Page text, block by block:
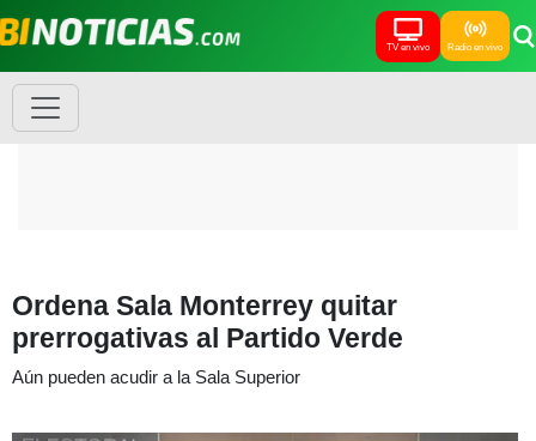
TV en vivo Radio en vivo
Ordena Sala Monterrey quitar
prerrogativas al Partido Verde
Aún pueden acudir a la Sala Superior